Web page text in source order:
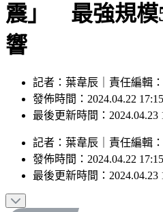
震」 最強規模
響
記者：葉韋辰｜責任編輯
發佈時間：2024.04.22 17:15
最後更新時間：2024.04.23
記者 ： 葉韋辰 責任編輯 ：
發佈時間： 2024.04.22 17:15
最後更新時間： 2024.04.23